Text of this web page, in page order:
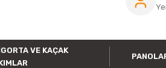
VE KAÇAK